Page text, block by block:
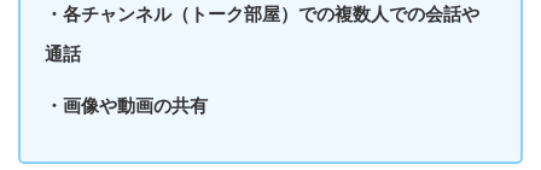
・各チャンネル（トーク部屋）での複数人での会話や
通話
・画像や動画の共有